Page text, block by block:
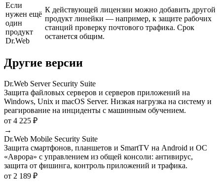
Если
нужен ещё
один
продукт
Dr.Web
К действующей лицензии можно добавить другой
продукт линейки — например, к защите рабочих
станций проверку почтового трафика. Срок
останется общим.
Другие версии
Dr.Web Server Security Suite
Защита файловых серверов и серверов приложений на
Windows, Unix и macOS Server. Низкая нагрузка на систему и
реагирование на инциденты с машинным обучением.
от 4 225 ₽
→
Dr.Web Mobile Security Suite
Защита смартфонов, планшетов и SmartTV на Android и ОС
«Аврора» с управлением из общей консоли: антивирус,
защита от фишинга, контроль приложений и трафика.
от 2 189 ₽